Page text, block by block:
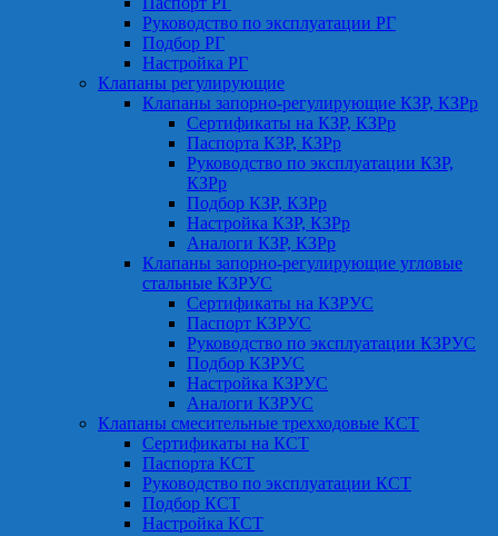
Руководство по эксплуатации РГ
Подбор РГ
Настройка РГ
Клапаны регулирующие
Клапаны запорно-регулирующие КЗР, КЗРр
Сертификаты на КЗР, КЗРр
Паспорта КЗР, КЗРр
Руководство по эксплуатации КЗР,
КЗРр
Подбор КЗР, КЗРр
Настройка КЗР, КЗРр
Аналоги КЗР, КЗРр
Клапаны запорно-регулирующие угловые
стальные КЗРУС
Сертификаты на КЗРУС
Паспорт КЗРУС
Руководство по эксплуатации КЗРУС
Подбор КЗРУС
Настройка КЗРУС
Аналоги КЗРУС
Клапаны смесительные трехходовые КСТ
Сертификаты на КСТ
Паспорта КСТ
Руководство по эксплуатации КСТ
Подбор КСТ
Настройка КСТ